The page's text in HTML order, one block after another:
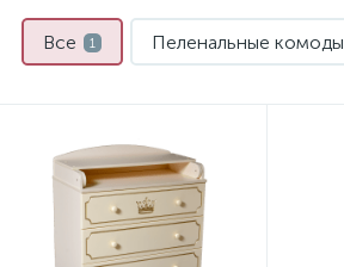
Все 1 Пеленальные комоды